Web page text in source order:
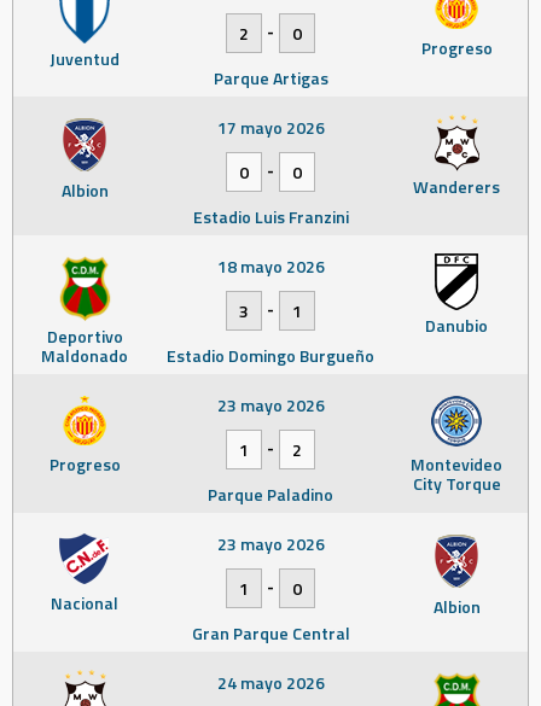
Juventud Progreso
2
-
0
Parque Artigas
Albion Wanderers
17 mayo 2026
0
-
0
Estadio Luis Franzini
Deportivo
Maldonado
Danubio
18 mayo 2026
3
-
1
Estadio Domingo Burgueño
Progreso Montevideo
City Torque
23 mayo 2026
1
-
2
Parque Paladino
Nacional Albion
23 mayo 2026
1
-
0
Gran Parque Central
24 mayo 2026